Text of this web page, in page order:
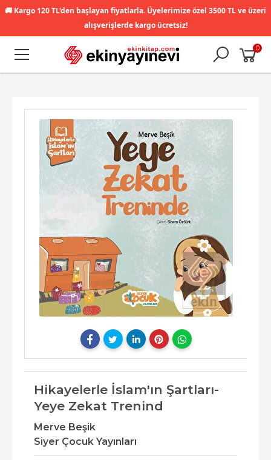
🚚 Kargo 120 TL'den başlayan fiyatlarla. Üyelerimize özel 3500 TL ve üzeri
alışverişlerde kargo ücretsiz!
0
Hikayelerle İslam'ın Şartları-
Yeye Zekat Trenind
Merve Beşik
Siyer Çocuk Yayınları